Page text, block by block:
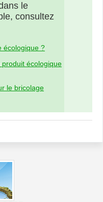
le
consultez
écologique ?
écologique
le bricolage